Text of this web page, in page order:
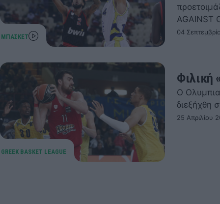
AGAINST
04
Φιλική
Ο
διεξήχθη
25 Απριλίου